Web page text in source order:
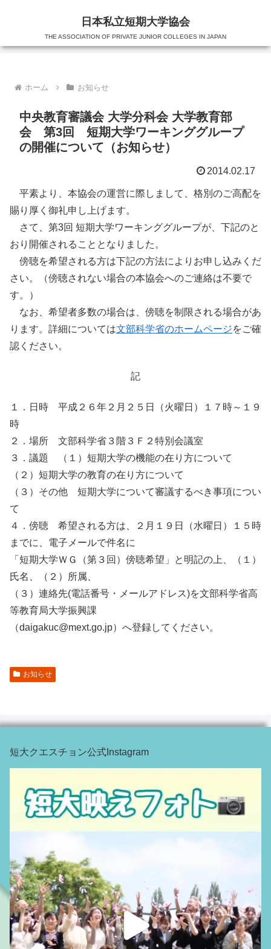
日本私立短期大学協会
THE ASSOCIATION OF PRIVATE JUNIOR COLLEGES IN JAPAN
ホーム お知らせ
中央教育審議会 大学分科会 大学教育部
会 第3回 短期大学ワーキンググループ
の開催について（お知らせ）
2014.02.17
平素より、本協会の運営に際しまして、格別のご高配を
賜り厚く御礼申し上げます。
さて、第3回 短期大学ワーキンググループが、下記のと
おり開催されることとなりました。
傍聴を希望される方は下記の方法によりお申し込みくだ
さい。（傍聴されない場合の本協会へのご連絡は不要で
す。）
なお、希望者多数の場合は、傍聴を制限される場合があ
ります。詳細については文部科学省のホームページをご確
認ください。
記
１．日時 平成２６年２月２５日（火曜日）１７時～１９
時
２．場所 文部科学省３階３Ｆ２特別会議室
３．議題 （１）短期大学の機能の在り方について
（２）短期大学の教育の在り方について
（３）その他 短期大学について審議するべき事項につい
て
４．傍聴 希望される方は、２月１９日（水曜日）１５時
までに、電子メールで件名に
「短期大学ＷＧ（第３回）傍聴希望」と明記の上、（１）
氏名、（２）所属、
（３）連絡先(電話番号・メールアドレス)を文部科学省高
等教育局大学振興課
（daigakuc@mext.go.jp）へ登録してください。
お知らせ
短大クエスチョン公式Instagram